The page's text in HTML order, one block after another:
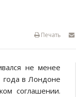
Печать
не менее
года в Лондоне
соглашении.